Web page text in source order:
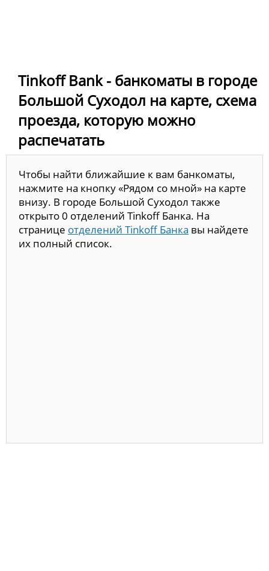
Tinkoff Bank - банкоматы в городе
Большой Суходол на карте, схема
проезда, которую можно
распечатать
Чтобы найти ближайшие к вам банкоматы,
нажмите на кнопку «Рядом со мной» на карте
внизу. В городе Большой Суходол также
открыто 0 отделений Tinkoff Банка. На
странице отделений Tinkoff Банка вы найдете
их полный список.